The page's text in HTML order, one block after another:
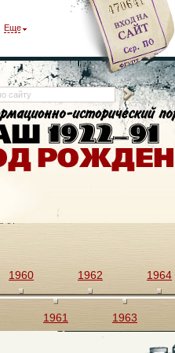
Еще
1960
1961
1962
1963
1964